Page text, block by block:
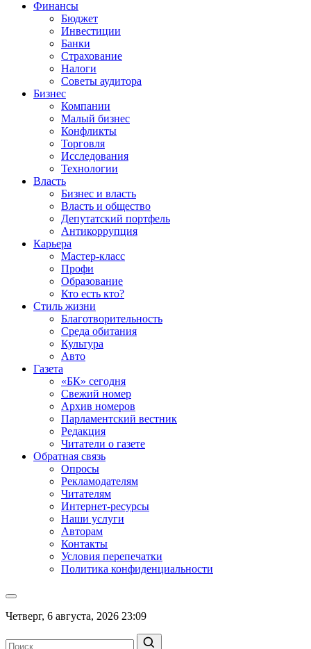
Финансы
Бюджет
Инвестиции
Банки
Страхование
Налоги
Советы аудитора
Бизнес
Компании
Малый бизнес
Конфликты
Торговля
Исследования
Технологии
Власть
Бизнес и власть
Власть и общество
Депутатский портфель
Антикоррупция
Карьера
Мастер-класс
Профи
Образование
Кто есть кто?
Стиль жизни
Благотворительность
Среда обитания
Культура
Авто
Газета
«БК» сегодня
Свежий номер
Архив номеров
Парламентский вестник
Редакция
Читатели о газете
Обратная связь
Опросы
Рекламодателям
Читателям
Интернет-ресурсы
Наши услуги
Авторам
Контакты
Условия перепечатки
Политика конфиденциальности
Четверг, 6 августа, 2026 23:09